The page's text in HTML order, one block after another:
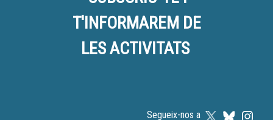
T'INFORMAREM DE
LES ACTIVITATS
Segueix-nos a